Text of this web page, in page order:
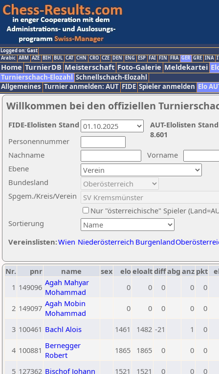
Logged on: Gast
Arabic ARM AZE BIH BUL CAT CHN CRO CZE DEN ENG ESP FAI FIN FRA GER GRE INA
Home TurnierDB Meisterschaft Foto-Galerie Meldekartei
Turnierschach-Elozahl Schnellschach-Elozahl
Allgemeines Turnier anmelden: AUT FIDE Spieler anmelden Elo
Willkommen bei den offiziellen
Nachname
Vorname
Ebene
Sortierung
Personennummer
Bundesland
Spgem./Kreis/Verein
Nur "österreichische" Spieler
Vereinslisten:Wien Niederösterreich Burgenland
AUT-Elolisten
8.601
FIDE-Elolisten Stand
Nr. pnr name sex eloeloaltdiffabg anz pkt
1 149096 Agah Mahyar
Mohammad
0 0 0 0 0
2 149097 Agah Mobin
Mohammad
0 0 0 0 0
3 100461 Bachl Alois 1461 1482 -21 1 0
4 100881 Bernegger
Robert
1865 1865 0 0 0
5 127362 Bischof Johann 1521 1521 0 0 0